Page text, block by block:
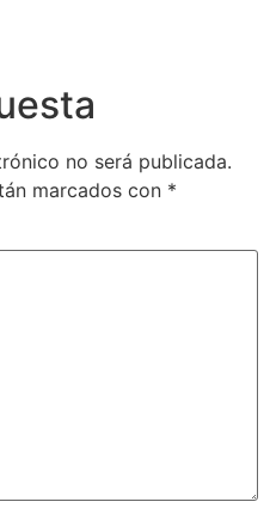
no será publicada.
marcados con *